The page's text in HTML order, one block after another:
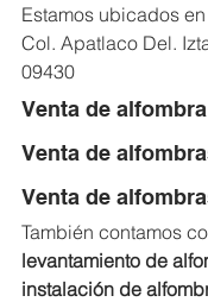
Estamos ubicados
Col. Apatlaco Del.
09430
Venta de
Venta de
Venta de
También contamos
levantamiento de
instalación de